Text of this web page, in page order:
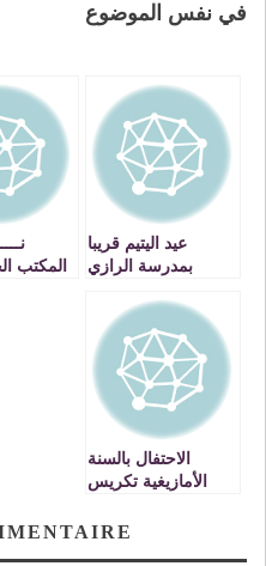
في نفس الموضوع
عيد اليتيم قريبا
بمدرسة الرازي
المكتب
الاحتفال بالسنة
الأمازيغية تكريس